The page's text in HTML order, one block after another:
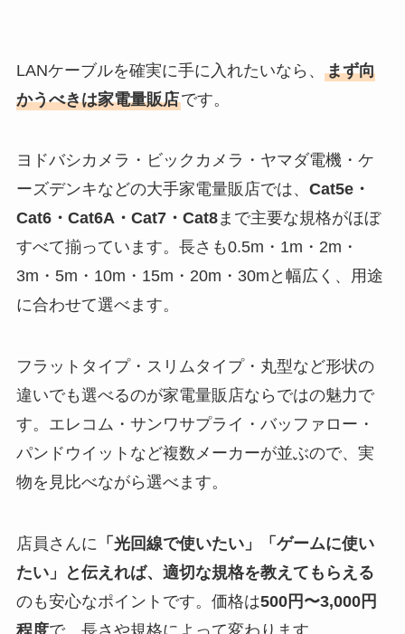
LANケーブルを確実に手に入れたいなら、 まず向
かうべきは家電量販店です。
ヨドバシカメラ・ビックカメラ・ヤマダ電機・ケ
ーズデンキなどの大手家電量販店では、 Cat5e・
Cat6・Cat6A・Cat7・Cat8まで主要な規格がほぼ
すべて揃っています。長さも0.5m・1m・2m・
3m・5m・10m・15m・20m・30mと幅広く、用途
に合わせて選べます。
フラットタイプ・スリムタイプ・丸型など形状の
違いでも選べるのが家電量販店ならではの魅力で
す。エレコム・サンワサプライ・バッファロー・
パンドウイットなど複数メーカーが並ぶので、実
物を見比べながら選べます。
店員さんに 「光回線で使いたい」「ゲームに使い
たい」と伝えれば、適切な規格を教えてもらえる
のも安心なポイントです。価格は500円〜3,000円